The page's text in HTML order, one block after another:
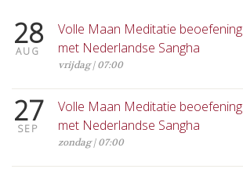
28
AUG
Volle Maan Meditatie beoefening
met Nederlandse Sangha
vrijdag | 07:00
27
SEP
Volle Maan Meditatie beoefening
met Nederlandse Sangha
zondag | 07:00